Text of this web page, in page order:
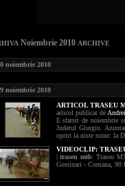
Noiembrie 2010 ARCHIVE
noiembrie 2010
noiembrie 2010
ARTICOL TRASEU
articol publicat de
E sfarsit de noiembrie
Judetul Giurgiu.
opriri la niste ruine: la
VIDEOCLIP:
|traseu mtb: Traseu
Gostinari - Comana, 90